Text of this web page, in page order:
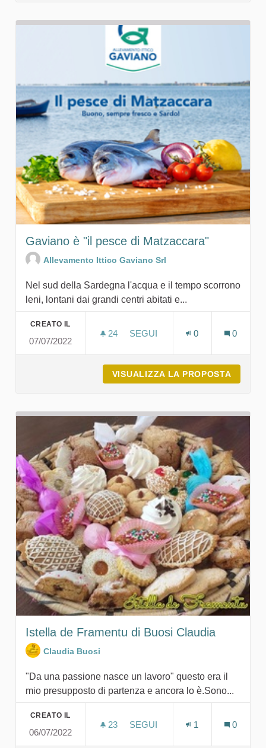
Gaviano è "il pesce di Matzaccara"
Allevamento Ittico Gaviano Srl
Nel sud della Sardegna l'acqua e il tempo scorrono
leni, lontani dai grandi centri abitati e...
CREATO IL
07/07/2022
24 24 SOSTENITORI
SEGUI
0 0
VISUALIZZA LA PROPOSTA
Istella de Framentu di Buosi Claudia
Claudia Buosi
"Da una passione nasce un lavoro" questo era il
mio presupposto di partenza e ancora lo è.Sono...
CREATO IL
06/07/2022
23 23 SOSTENITORI
SEGUI
1 0